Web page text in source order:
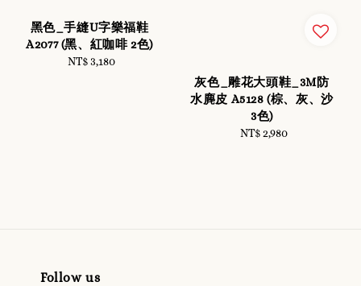
黑色_手縫U字樂福鞋
A2077 (黑、紅咖啡 2色)
Regular
NT$ 3,180
灰色_雕花大頭鞋_3M防
水麂皮 A5128 (棕、灰、沙
3色)
Regular
NT$ 2,980
Follow us